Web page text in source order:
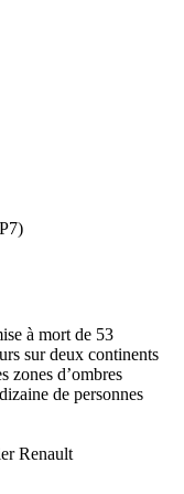
à mort de 53
sur deux continents
zones d’ombres
de personnes
Renault